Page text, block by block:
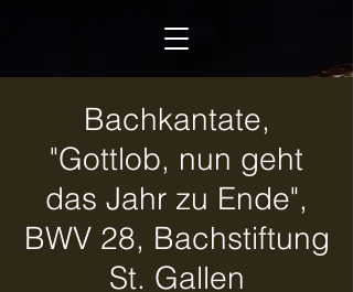
Bachkantate,
"Gottlob, nun geht
das Jahr zu Ende",
BWV 28, Bachstiftung
St. Gallen